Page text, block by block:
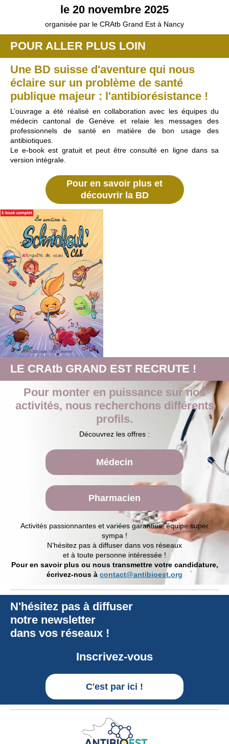
le 20 novembre 2025
organisée par le CRAtb Grand Est à Nancy
POUR ALLER PLUS LOIN
Une BD suisse d'aventure qui nous
éclaire sur un problème de santé
publique majeur : l'antibiorésistance !
L’ouvrage a été réalisé en collaboration avec les équipes du
médecin cantonal de Genève et relaie les messages des
professionnels de santé en matière de bon usage des
antibiotiques.
Le e-book est gratuit et peut être consulté en ligne dans sa
version intégrale.
Pour en savoir plus et
découvrir la BD
LE CRAtb GRAND EST RECRUTE !
Pour monter en puissance sur nos
activités, nous recherchons différents
profils.
Découvrez les offres :
Médecin
Pharmacien
Activités passionnantes et variées garanties, équipe super
sympa !
N’hésitez pas à diffuser dans vos réseaux
et à toute personne intéressée !
Pour en savoir plus ou nous transmettre votre candidature,
écrivez-nous à contact@antibioest.org
N'hésitez pas à diffuser
notre newsletter
dans vos réseaux !
Inscrivez-vous
C'est par ici !